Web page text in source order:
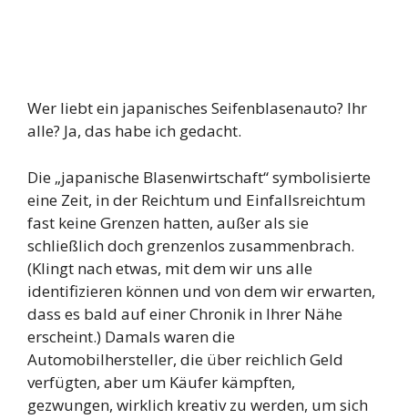
Wer liebt ein japanisches Seifenblasenauto? Ihr
alle? Ja, das habe ich gedacht.
Die „japanische Blasenwirtschaft“ symbolisierte
eine Zeit, in der Reichtum und Einfallsreichtum
fast keine Grenzen hatten, außer als sie
schließlich doch grenzenlos zusammenbrach.
(Klingt nach etwas, mit dem wir uns alle
identifizieren können und von dem wir erwarten,
dass es bald auf einer Chronik in Ihrer Nähe
erscheint.) Damals waren die
Automobilhersteller, die über reichlich Geld
verfügten, aber um Käufer kämpften,
gezwungen, wirklich kreativ zu werden, um sich